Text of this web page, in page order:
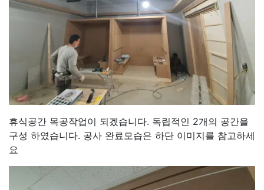
휴식공간 목공작업이 되겠습니다. 독립적인 2개의 공간을
구성 하였습니다. 공사 완료모습은 하단 이미지를 참고하세
요